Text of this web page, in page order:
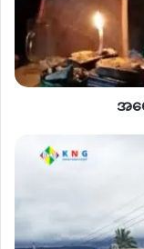
ရမိရေး ဆောင်ရွက်
“သူတို့က တစ်ဖွဲ့တည်းလို့
တွေပေါ့၊ အမြန်ဆုံး ဖ
ကာကွယ်ရေးတပ်ဖွဲ့ဝင်
လက်ရှိဖားကန့်မှာ ပြန်
ဟာ စီးပွားရေးအင်
လုပ်ငန်းရှင်ကြီးတွေဆီ
သာ ပစ်မှတ်ထားတောင်
ရသူ
အပ
ဝင်
စီး